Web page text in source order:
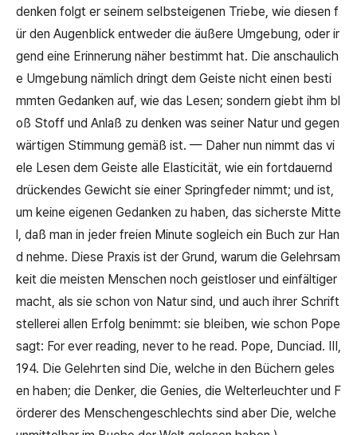
denken folgt er seinem selbsteigenen Triebe, wie diesen f
ür den Augenblick entweder die äußere Umgebung, oder ir
gend eine Erinnerung näher bestimmt hat. Die anschaulich
e Umgebung nämlich dringt dem Geiste nicht einen besti
mmten Gedanken auf, wie das Lesen; sondern giebt ihm bl
oß Stoff und Anlaß zu denken was seiner Natur und gegen
wärtigen Stimmung gemäß ist. — Daher nun nimmt das vi
ele Lesen dem Geiste alle Elasticität, wie ein fortdauernd
drückendes Gewicht sie einer Springfeder nimmt; und ist,
um keine eigenen Gedanken zu haben, das sicherste Mitte
l, daß man in jeder freien Minute sogleich ein Buch zur Han
d nehme. Diese Praxis ist der Grund, warum die Gelehrsam
keit die meisten Menschen noch geistloser und einfältiger
macht, als sie schon von Natur sind, und auch ihrer Schrift
stellerei allen Erfolg benimmt: sie bleiben, wie schon Pope
sagt: For ever reading, never to he read. Pope, Dunciad. III,
194. Die Gelehrten sind Die, welche in den Büchern geles
en haben; die Denker, die Genies, die Welterleuchter und F
örderer des Menschengeschlechts sind aber Die, welche